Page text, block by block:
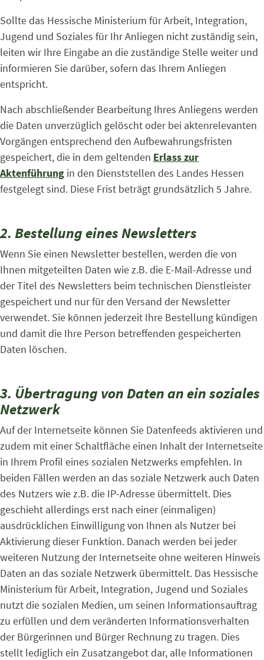
Sollte das Hessische Ministerium für Arbeit, Integration,
Jugend und Soziales für Ihr Anliegen nicht zuständig sein,
leiten wir Ihre Eingabe an die zuständige Stelle weiter und
informieren Sie darüber, sofern das Ihrem Anliegen
entspricht.
Nach abschließender Bearbeitung Ihres Anliegens werden
die Daten unverzüglich gelöscht oder bei aktenrelevanten
Vorgängen entsprechend den Aufbewahrungsfristen
gespeichert, die in dem geltenden Erlass zur
Aktenführung in den Dienststellen des Landes Hessen
festgelegt sind. Diese Frist beträgt grundsätzlich 5 Jahre.
2. Bestellung eines Newsletters
Wenn Sie einen Newsletter bestellen, werden die von
Ihnen mitgeteilten Daten wie z.B. die E-Mail-Adresse und
der Titel des Newsletters beim technischen Dienstleister
gespeichert und nur für den Versand der Newsletter
verwendet. Sie können jederzeit Ihre Bestellung kündigen
und damit die Ihre Person betreffenden gespeicherten
Daten löschen.
3. Übertragung von Daten an ein soziales
Netzwerk
Auf der Internetseite können Sie Datenfeeds aktivieren und
zudem mit einer Schaltfläche einen Inhalt der Internetseite
in Ihrem Profil eines sozialen Netzwerks empfehlen. In
beiden Fällen werden an das soziale Netzwerk auch Daten
des Nutzers wie z.B. die IP-Adresse übermittelt. Dies
geschieht allerdings erst nach einer (einmaligen)
ausdrücklichen Einwilligung von Ihnen als Nutzer bei
Aktivierung dieser Funktion. Danach werden bei jeder
weiteren Nutzung der Internetseite ohne weiteren Hinweis
Daten an das soziale Netzwerk übermittelt. Das Hessische
Ministerium für Arbeit, Integration, Jugend und Soziales
nutzt die sozialen Medien, um seinen Informationsauftrag
zu erfüllen und dem veränderten Informationsverhalten
der Bürgerinnen und Bürger Rechnung zu tragen. Dies
stellt lediglich ein Zusatzangebot dar, alle Informationen